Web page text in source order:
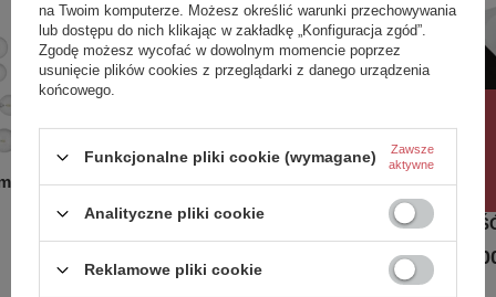
Biały Połysk, Czarny Połysk, Czarny Mat, Złoty
Połysk
75 cm
Wanna wolnostojąca przyścienna
160x75 SOLA Biały Mat
5 991,00 zł-6 348,00 zł / szt.
Wanna
160x75
5
na Twoim komputerze. Możesz określić warunki przechowywania
lub dostępu do nich klikając w zakładkę „Konfiguracja zgód”.
Zgodę możesz wycofać w dowolnym momencie poprzez
usunięcie plików cookies z przeglądarki z danego urządzenia
końcowego.
Funkcjonalne pliki cookie (wymagane)
Zawsze
aktywne
Analityczne pliki cookie
Reklamowe pliki cookie